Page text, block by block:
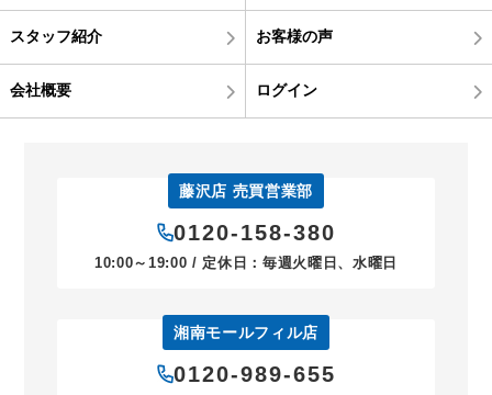
スタッフ紹介 お客様の声
会社概要 ログイン
藤沢店 売買営業部
0120-158-380
10:00～19:00 / 定休日：毎週火曜日、水曜日
湘南モールフィル店
0120-989-655